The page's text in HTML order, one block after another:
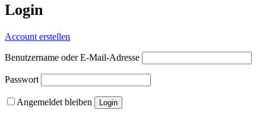
Login
Account erstellen
Benutzername oder E-Mail-Adresse
Passwort
Angemeldet bleiben